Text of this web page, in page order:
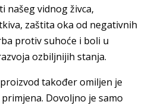
našeg vidnog živca,
zaštita oka od negativnih
protiv suhoće i boli u
ozbiljnijih stanja.
također omiljen je
Dovoljno je samo